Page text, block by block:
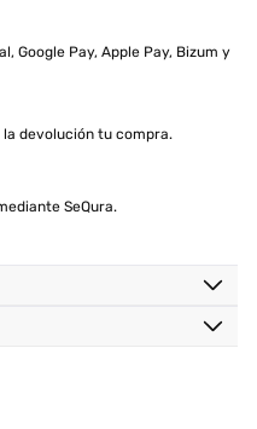
Google Pay, Apple Pay, Bizum y
la devolución tu compra.
SeQura.